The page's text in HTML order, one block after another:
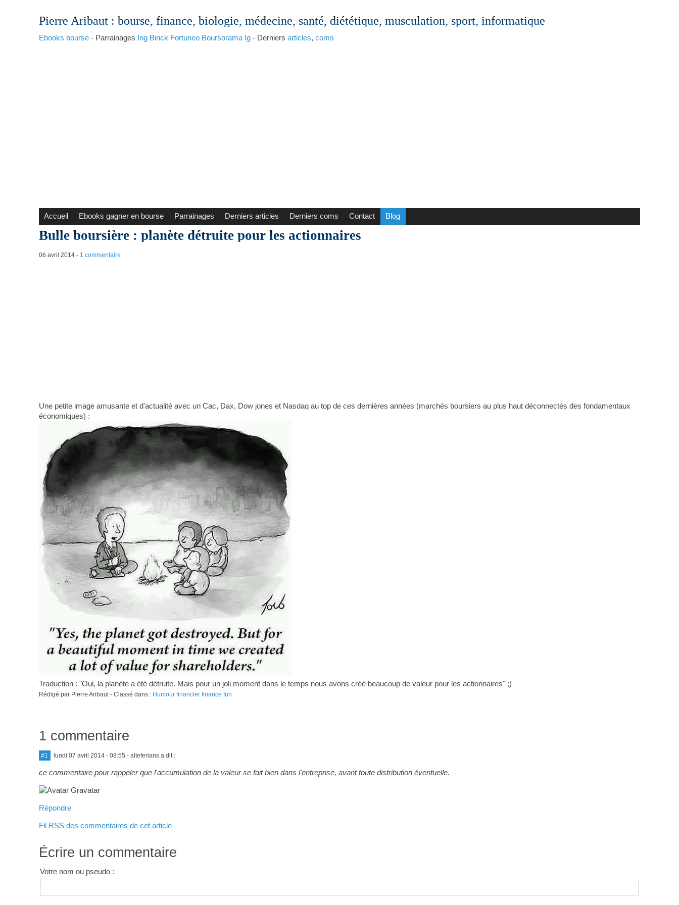
Pierre Aribaut: bourse, finance, biologie, médecine, santé, diététique, musculation, sport, informatique
Ebooks bourse- Parrainages Ing Binck Fortuneo Boursorama Ig- Derniers articles, coms
Accueil Ebooks gagner en bourse Parrainages Derniers articles Derniers coms Contact Blog
Bulle boursière : planète détruite pour les actionnaires
06 avril 2014- 1 commentaire
Une petite image amusante et d'actualité avec un Cac, Dax, Dow jones et Nasdaq au top de ces dernières années (marchés boursiers au plus haut déconnectés des fondamentaux
économiques) :
Traduction : "Oui, la planète a été détruite. Mais pour un joli moment dans le temps nous avons créé beaucoup de valeur pour les actionnaires" ;)
Rédigé par Pierre Aribaut - Classé dans : Humour financier finance fun
1 commentaire
#1 lundi 07 avril 2014 - 08:55 - alteferians a dit :
ce commentaire pour rappeler que l'accumulation de la valeur se fait bien dans l'entreprise, avant toute distribution éventuelle.
Répondre
Fil RSS des commentaires de cet article
Écrire un commentaire
Votre nom ou pseudo :